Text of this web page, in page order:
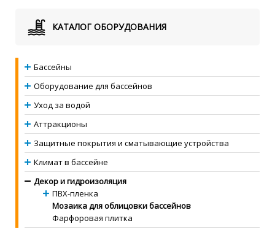
КАТАЛОГ ОБОРУДОВАНИЯ
Бассейны
Оборудование для бассейнов
Уход за водой
Аттракционы
Защитные покрытия и сматывающие устройства
Климат в бассейне
Декор и гидроизоляция
ПВХ-пленка
Мозаика для облицовки бассейнов
Фарфоровая плитка